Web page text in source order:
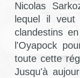
Nicolas
lequel il veut
clandestins
l'Oyapock
toute cette
Jusqu'à